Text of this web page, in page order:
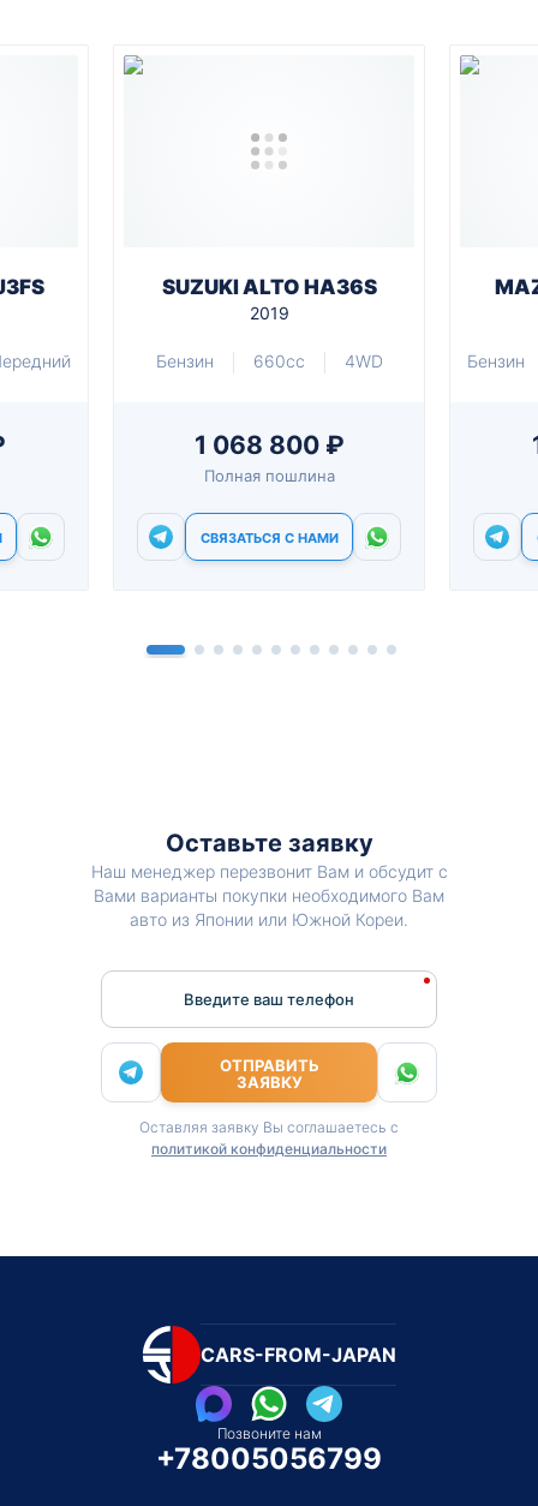
SUZUKI ALTO HA36S
2019
Бензин 660cc 4WD
1 068 800 ₽
Полная пошлина
СВЯЗАТЬСЯ С НАМИ
Бензин
Оставьте заявку
Наш менеджер перезвонит Вам и обсудит с
Вами варианты покупки необходимого Вам
авто из Японии или Южной Кореи.
Введите ваш телефон
ОТПРАВИТЬ
ЗАЯВКУ
Оставляя заявку Вы соглашаетесь с
политикой конфиденциальности
CARS-FROM-JAPAN
Позвоните нам
+78005056799